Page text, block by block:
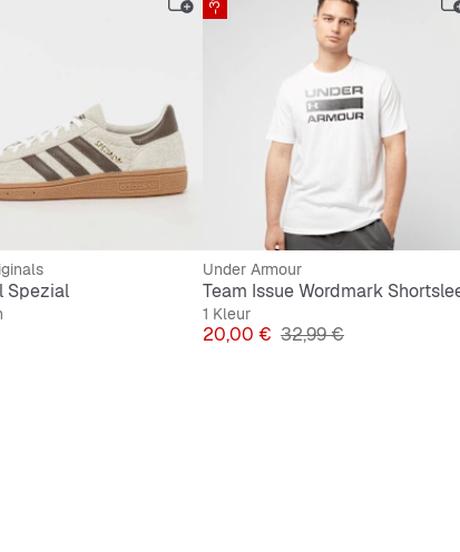
Spezial
Under Armour
1 Kleur
Prijs
20,00 € Originele Prijs
32,99 €